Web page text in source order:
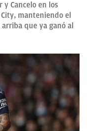
y Cancelo en los
manteniendo el
que ya ganó al